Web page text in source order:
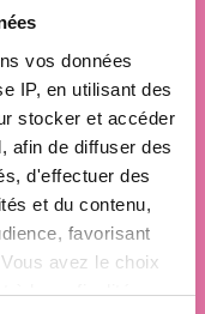
vos données
IP, en utilisant des
stocker et accéder
afin de diffuser des
d'effectuer des
et du contenu,
favorisant
avez le choix
à leurs finalités.